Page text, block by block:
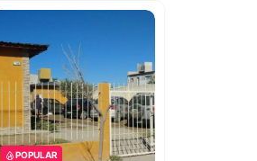
POPULAR